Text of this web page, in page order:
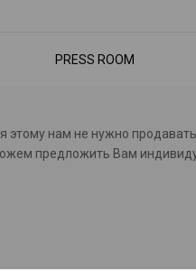
PRESS ROOM
этому нам не нужно
предложить Вам